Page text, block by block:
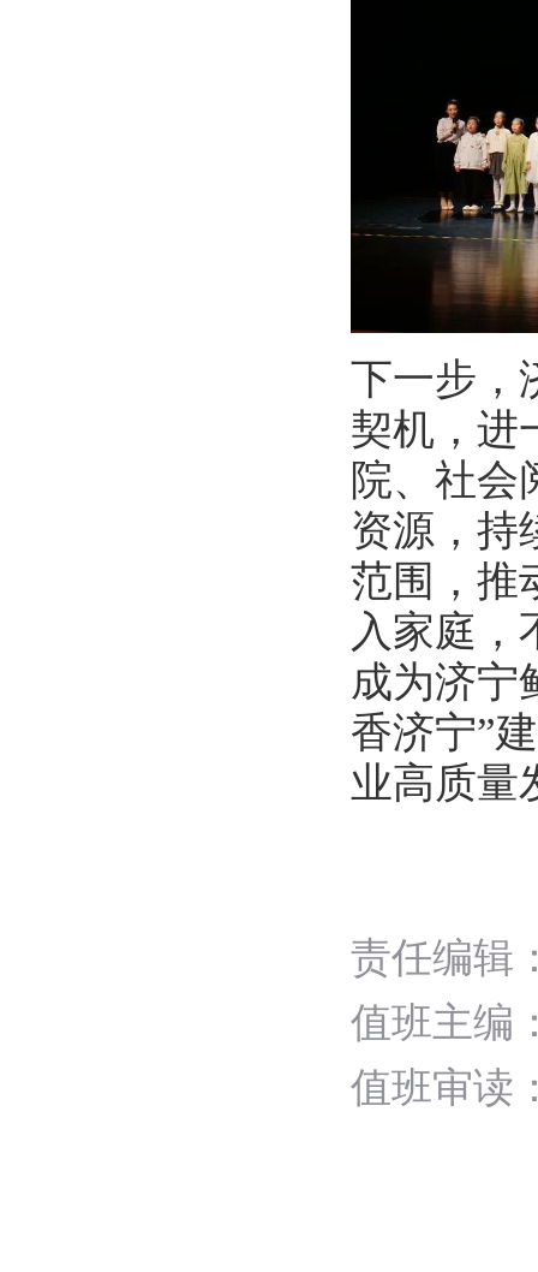
下一步，
契机，进
院、社会
资源，持
范围，推
入家庭，
成为济宁
香济宁”
业高质量
责任编辑
值班主编
值班审读